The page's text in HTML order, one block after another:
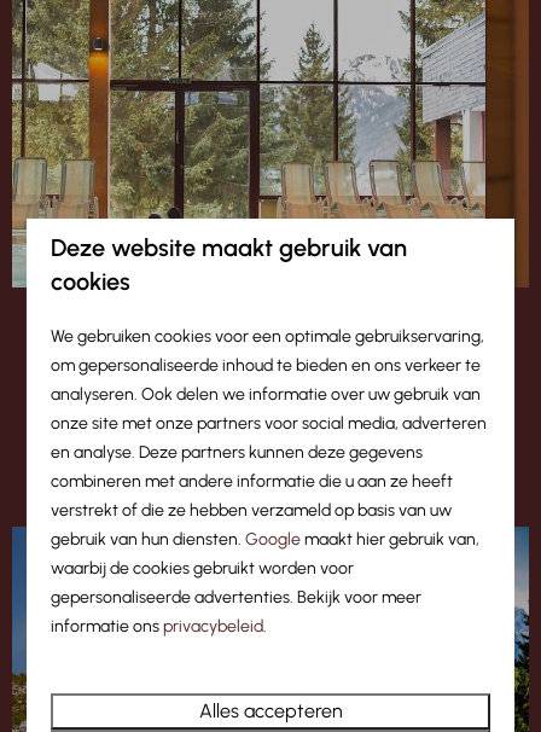
Swipe voor een sfeerimpressie →
Omgeving - zomer
Deze website maakt gebruik van
cookies
We gebruiken cookies voor een optimale gebruikservaring,
om gepersonaliseerde inhoud te bieden en ons verkeer te
analyseren. Ook delen we informatie over uw gebruik van
onze site met onze partners voor social media, adverteren
en analyse. Deze partners kunnen deze gegevens
combineren met andere informatie die u aan ze heeft
verstrekt of die ze hebben verzameld op basis van uw
gebruik van hun diensten.Googlemaakt hier gebruik van,
waarbij de cookies gebruikt worden voor
gepersonaliseerde advertenties. Bekijk voor meer
informatie onsprivacybeleid.
Alles accepteren